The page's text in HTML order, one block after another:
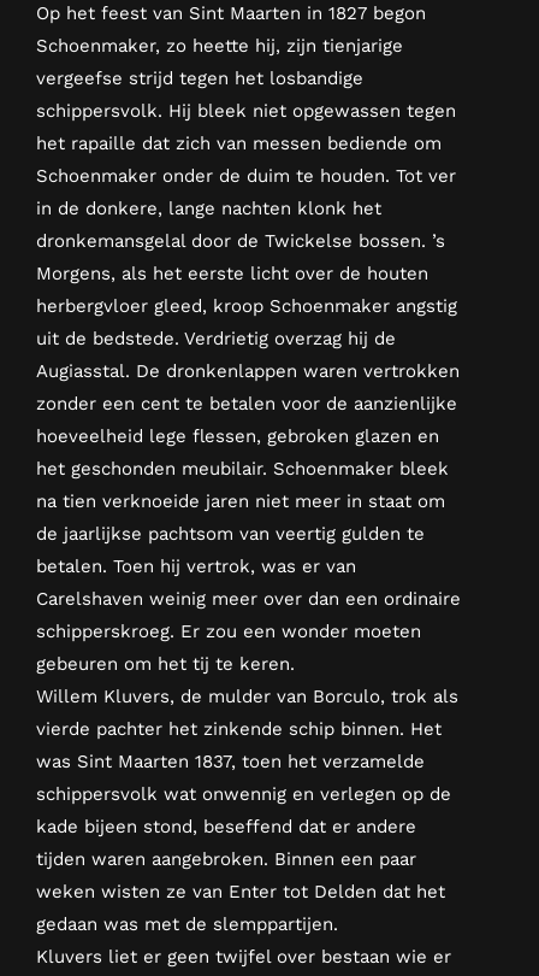
Op het feest van Sint Maarten in 1827 begon
Schoenmaker, zo heette hij, zijn tienjarige
vergeefse strijd tegen het losbandige
schippersvolk. Hij bleek niet opgewassen tegen
het rapaille dat zich van messen bediende om
Schoenmaker onder de duim te houden. Tot ver
in de donkere, lange nachten klonk het
dronkemansgelal door de Twickelse bossen. ’s
Morgens, als het eerste licht over de houten
herbergvloer gleed, kroop Schoenmaker angstig
uit de bedstede. Verdrietig overzag hij de
Augiasstal. De dronkenlappen waren vertrokken
zonder een cent te betalen voor de aanzienlijke
hoeveelheid lege flessen, gebroken glazen en
het geschonden meubilair. Schoenmaker bleek
na tien verknoeide jaren niet meer in staat om
de jaarlijkse pachtsom van veertig gulden te
betalen. Toen hij vertrok, was er van
Carelshaven weinig meer over dan een ordinaire
schipperskroeg. Er zou een wonder moeten
gebeuren om het tij te keren.
Willem Kluvers, de mulder van Borculo, trok als
vierde pachter het zinkende schip binnen. Het
was Sint Maarten 1837, toen het verzamelde
schippersvolk wat onwennig en verlegen op de
kade bijeen stond, beseffend dat er andere
tijden waren aangebroken. Binnen een paar
weken wisten ze van Enter tot Delden dat het
gedaan was met de slemppartijen.
Kluvers liet er geen twijfel over bestaan wie er